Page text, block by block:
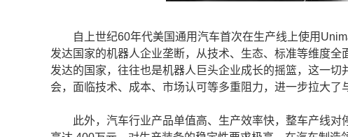
自上世纪60年代美国通用汽车首次在生产线上使用
发达国家的机器人企业垄断，从技术、生态、标准等维度
发达的国家，往往也是机器人巨头企业成长的摇篮，这一
会，面临技术、成本、市场认可等多重阻力，进一步拉大了
此外，汽车行业产品单值高、生产效率快，整车产线对